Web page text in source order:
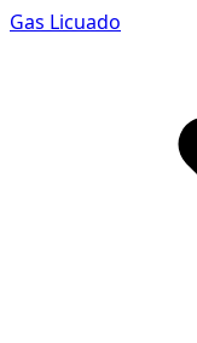
Gas Licuado